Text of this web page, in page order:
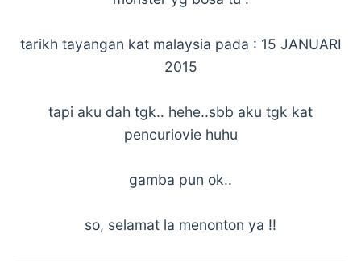
tarikh tayangan kat malaysia pada : 15 JANUARI
2015
tapi aku dah tgk.. hehe..sbb aku tgk kat
pencuriovie huhu
gamba pun ok..
so, selamat la menonton ya !!